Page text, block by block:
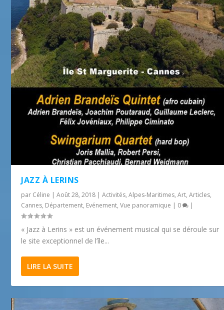
JAZZ À LERINS
par Céline |Août 28, 2018 |Activités,Alpes-Maritimes,Art,Articles,
Cannes, Département, Evénement,Vue panoramique | 0 |
« Jazz à Lerins » est un événement musical qui se déroule sur
le site exceptionnel de l’île...
LIRE LA SUITE